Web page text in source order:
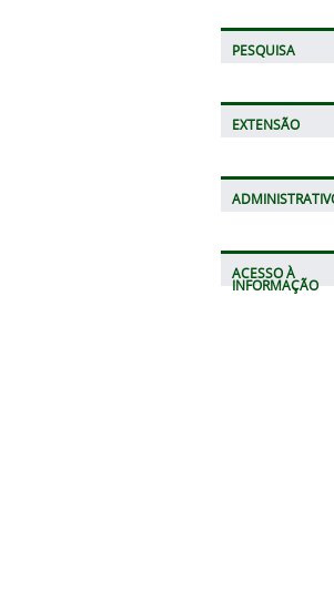
PESQUISA
EXTENSÃO
ACESSO À
INFORMAÇÃO